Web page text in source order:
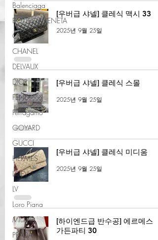
Balenciaga
BOTTEGA VENETA
CELINE
CHANEL
DELVAUX
DIOR
FENDI
Ferragamo
GOYARD
GUCCI
HERMES
LOEWE
LV
Loro Piana
MiuMiu
PRADA
[우버급 샤넬] 클레식 맥시 33
2025년 9월 25일
[우버급 샤넬] 클레식 스몰
2025년 9월 25일
[우버급 샤넬] 클레식 미디움
2025년 9월 25일
[하이엔드급 반수공] 에르메스
가든파티 30